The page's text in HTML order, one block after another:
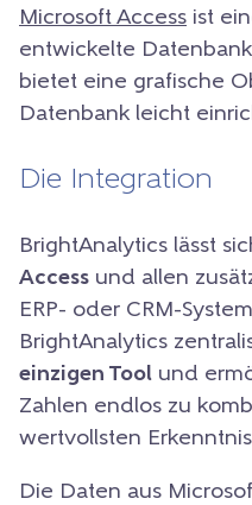
Microsoft Access ist
entwickelte
bietet eine grafische
Datenbank leicht
Die Integration
BrightAnalytics lässt
Access und allen
ERP- oder CRM-
BrightAnalytics
einzigen Tool und
Zahlen endlos zu
wertvollsten
Die Daten aus